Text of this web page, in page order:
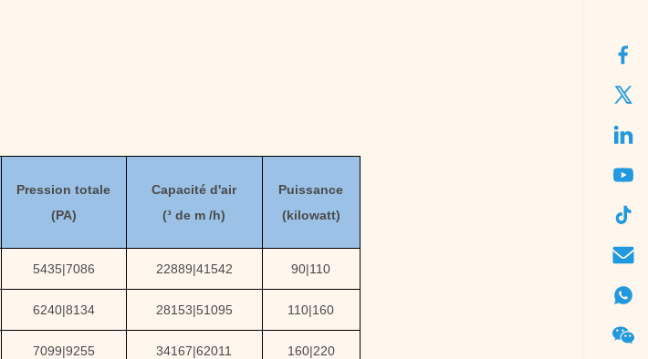
Pression totale
(PA)
Capacité d'air
(³ de m /h)
Puissance
(kilowatt)
5435|7086 22889|41542 90|110
6240|8134 28153|51095 110|160
7099|9255 34167|62011 160|220